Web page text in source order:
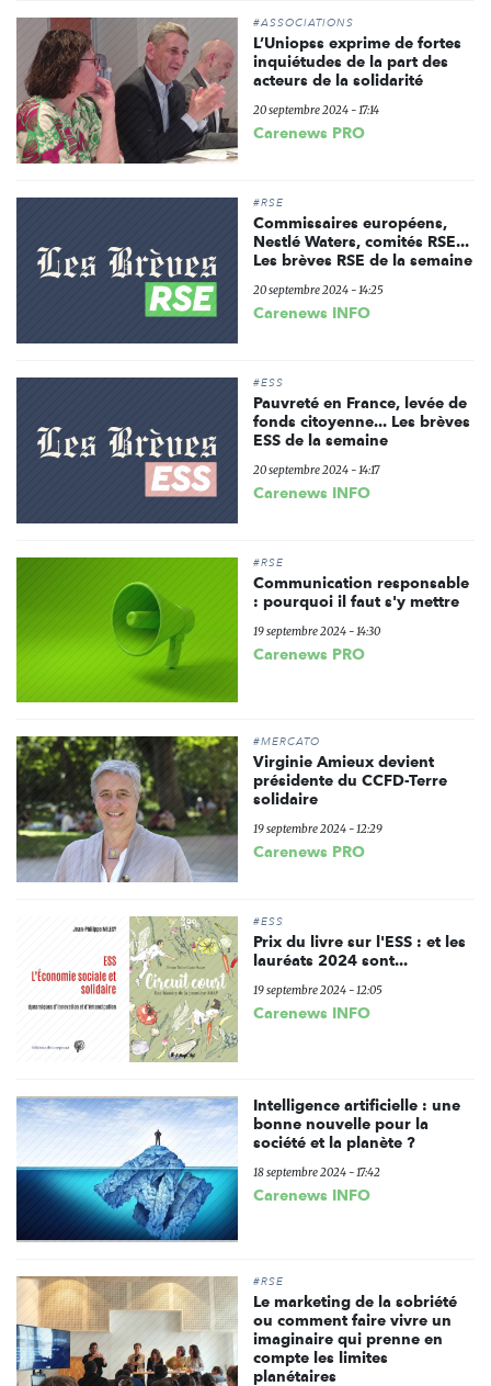
#ASSOCIATIONS
L’Uniopss exprime de fortes
inquiétudes de la part des
acteurs de la solidarité
20 septembre 2024 - 17:14
Carenews PRO
#RSE
Commissaires européens,
Nestlé Waters, comités RSE...
Les brèves RSE de la semaine
20 septembre 2024 - 14:25
Carenews INFO
#ESS
Pauvreté en France, levée de
fonds citoyenne... Les brèves
ESS de la semaine
20 septembre 2024 - 14:17
Carenews INFO
#RSE
Communication responsable
: pourquoi il faut s'y mettre
19 septembre 2024 - 14:30
Carenews PRO
#MERCATO
Virginie Amieux devient
présidente du CCFD-Terre
solidaire
19 septembre 2024 - 12:29
Carenews PRO
#ESS
Prix du livre sur l'ESS : et les
lauréats 2024 sont...
19 septembre 2024 - 12:05
Carenews INFO
Intelligence artificielle : une
bonne nouvelle pour la
société et la planète ?
18 septembre 2024 - 17:42
Carenews INFO
#RSE
Le marketing de la sobriété
ou comment faire vivre un
imaginaire qui prenne en
compte les limites
planétaires